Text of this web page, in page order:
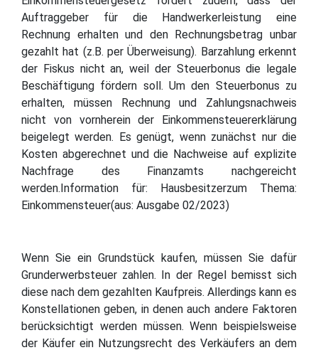
Auftraggeber für die Handwerkerleistung eine
Rechnung erhalten und den Rechnungsbetrag unbar
gezahlt hat (z.B. per Überweisung). Barzahlung erkennt
der Fiskus nicht an, weil der Steuerbonus die legale
Beschäftigung fördern soll. Um den Steuerbonus zu
erhalten, müssen Rechnung und Zahlungsnachweis
nicht von vornherein der Einkommensteuererklärung
beigelegt werden. Es genügt, wenn zunächst nur die
Kosten abgerechnet und die Nachweise auf explizite
Nachfrage des Finanzamts nachgereicht
werden.Information für: Hausbesitzerzum Thema:
Einkommensteuer(aus: Ausgabe 02/2023)
Wenn Sie ein Grundstück kaufen, müssen Sie dafür
Grunderwerbsteuer zahlen. In der Regel bemisst sich
diese nach dem gezahlten Kaufpreis. Allerdings kann es
Konstellationen geben, in denen auch andere Faktoren
berücksichtigt werden müssen. Wenn beispielsweise
der Käufer ein Nutzungsrecht des Verkäufers an dem